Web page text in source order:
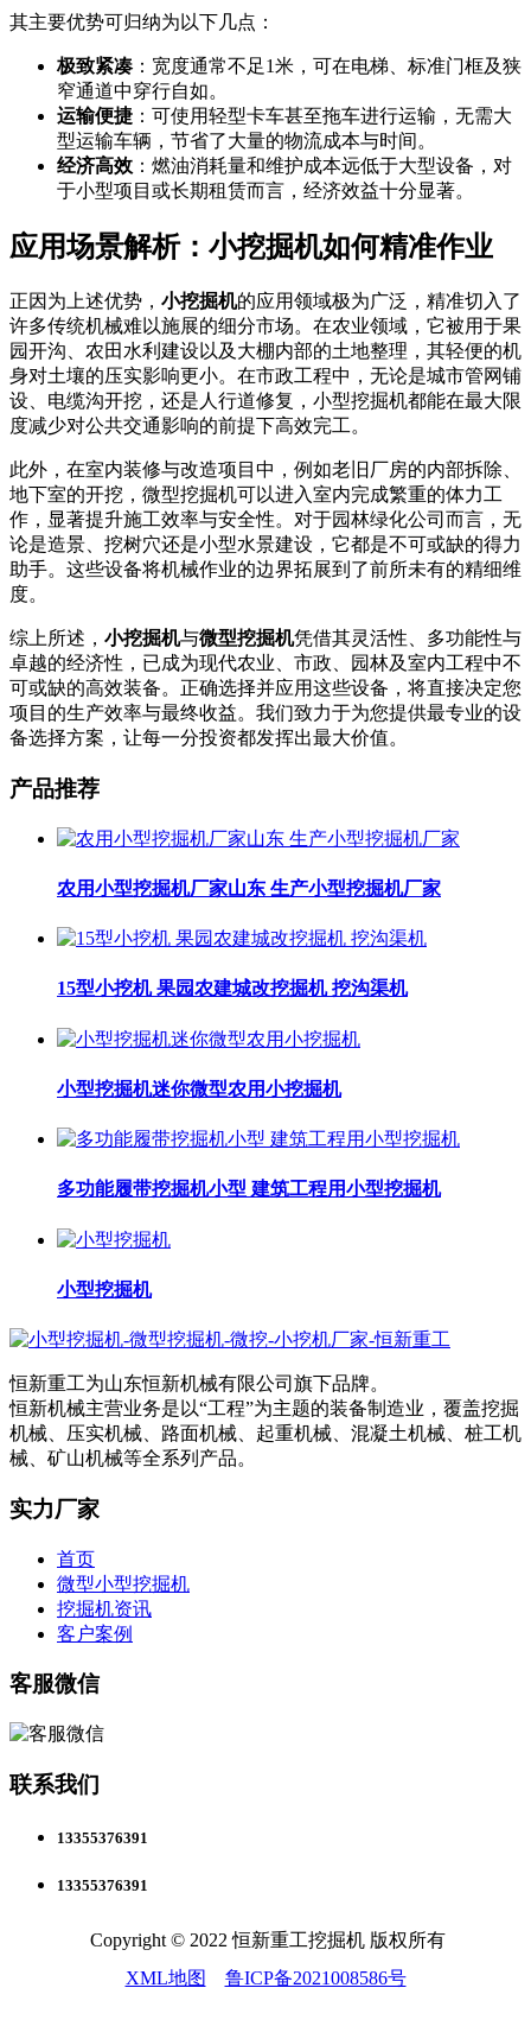
其主要优势可归纳为以下几点：
极致紧凑 ：宽度通常不足1米，可在电梯、标准门框及狭
窄通道中穿行自如。
运输便捷 ：可使用轻型卡车甚至拖车进行运输，无需大
型运输车辆，节省了大量的物流成本与时间。
经济高效 ：燃油消耗量和维护成本远低于大型设备，对
于小型项目或长期租赁而言，经济效益十分显著。
应用场景解析：小挖掘机如何精准作业
正因为上述优势， 小挖掘机的应用领域极为广泛，精准切入了
许多传统机械难以施展的细分市场。在农业领域，它被用于果
园开沟、农田水利建设以及大棚内部的土地整理，其轻便的机
身对土壤的压实影响更小。在市政工程中，无论是城市管网铺
设、电缆沟开挖，还是人行道修复，小型挖掘机都能在最大限
度减少对公共交通影响的前提下高效完工。
此外，在室内装修与改造项目中，例如老旧厂房的内部拆除、
地下室的开挖，微型挖掘机可以进入室内完成繁重的体力工
作，显著提升施工效率与安全性。对于园林绿化公司而言，无
论是造景、挖树穴还是小型水景建设，它都是不可或缺的得力
助手。这些设备将机械作业的边界拓展到了前所未有的精细维
度。
综上所述， 小挖掘机与微型挖掘机凭借其灵活性、多功能性与
卓越的经济性，已成为现代农业、市政、园林及室内工程中不
可或缺的高效装备。正确选择并应用这些设备，将直接决定您
项目的生产效率与最终收益。我们致力于为您提供最专业的设
备选择方案，让每一分投资都发挥出最大价值。
产品推荐
农用小型挖掘机厂家山东 生产小型挖掘机厂家
15型小挖机 果园农建城改挖掘机 挖沟渠机
小型挖掘机迷你微型农用小挖掘机
多功能履带挖掘机小型 建筑工程用小型挖掘机
小型挖掘机
恒新重工为山东恒新机械有限公司旗下品牌。
恒新机械主营业务是以“工程”为主题的装备制造业，覆盖挖掘
机械、压实机械、路面机械、起重机械、混凝土机械、桩工机
械、矿山机械等全系列产品。
实力厂家
首页
微型小型挖掘机
挖掘机资讯
客户案例
客服微信
联系我们
13355376391
13355376391
Copyright © 2022 恒新重工挖掘机 版权所有
XML地图
鲁ICP备2021008586号